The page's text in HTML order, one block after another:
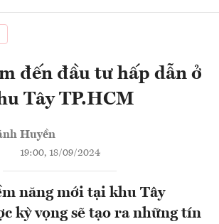
đến đầu tư hấp dẫn ở
Tây TP.HCM
Huyền
19:00, 18/09/2024
năng mới tại khu Tây
kỳ vọng sẽ tạo ra những tín